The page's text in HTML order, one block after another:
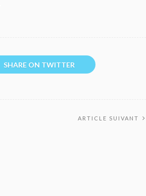
SHARE ON TWITTER
ARTICLE SUIVANT